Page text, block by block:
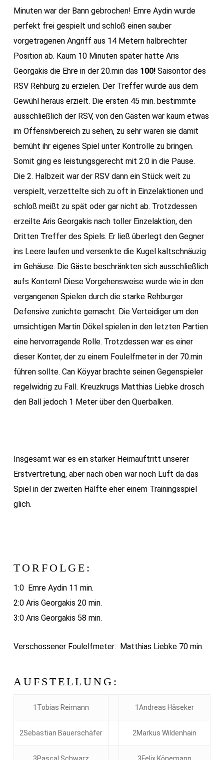
Minuten war der Bann gebrochen! Emre Aydin wurde
perfekt frei gespielt und schloß einen sauber
vorgetragenen Angriff aus 14 Metern halbrechter
Position ab. Kaum 10 Minuten später hatte Aris
Georgakis die Ehre in der 20.min das 100!Saisontor des
RSV Rehburg zu erzielen. Der Treffer wurde aus dem
Gewühl heraus erzielt. Die ersten 45 min. bestimmte
ausschließlich der RSV, von den Gästen war kaum etwas
im Offensivbereich zu sehen, zu sehr waren sie damit
bemüht ihr eigenes Spiel unter Kontrolle zu bringen.
Somit ging es leistungsgerecht mit 2:0 in die Pause.
Die 2. Halbzeit war der RSV dann ein Stück weit zu
verspielt, verzettelte sich zu oft in Einzelaktionen und
schloß meißt zu spät oder gar nicht ab. Trotzdessen
erzeilte Aris Georgakis nach toller Einzelaktion, den
Dritten Treffer des Spiels. Er ließ überlegt den Gegner
ins Leere laufen und versenkte die Kugel kaltschnäuzig
im Gehäuse. Die Gäste beschränkten sich ausschließlich
aufs Kontern! Diese Vorgehensweise wurde wie in den
vergangenen Spielen durch die starke Rehburger
Defensive zunichte gemacht. Die Verteidiger um den
umsichtigen Martin Dökel spielen in den letzten Partien
eine hervorragende Rolle. Trotzdessen war es einer
dieser Konter, der zu einem Foulelfmeter in der 70.min
führen sollte. Can Köyyar brachte seinen Gegenspieler
regelwidrig zu Fall. Kreuzkrugs Matthias Liebke drosch
den Ball jedoch 1 Meter über den Querbalken.
Insgesamt war es ein starker Heimauftritt unserer
Erstvertretung, aber nach oben war noch Luft da das
Spiel in der zweiten Hälfte eher einem Trainingsspiel
glich.
TORFOLGE:
1:0 Emre Aydin 11 min.
2:0 Aris Georgakis 20 min.
3:0 Aris Georgakis 58 min.
Verschossener Foulelfmeter: Matthias Liebke 70 min.
AUFSTELLUNG:
1Tobias Reimann 1Andreas Häseker
2Sebastian Bauerschäfer 2Markus Wildenhain